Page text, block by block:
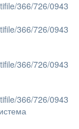
366/726/0943
366/726/0943
366/726/0943
366/726/0943